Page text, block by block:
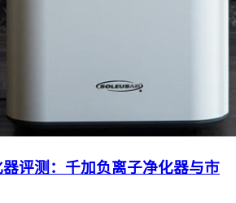
评测：千加负离子净化器与市